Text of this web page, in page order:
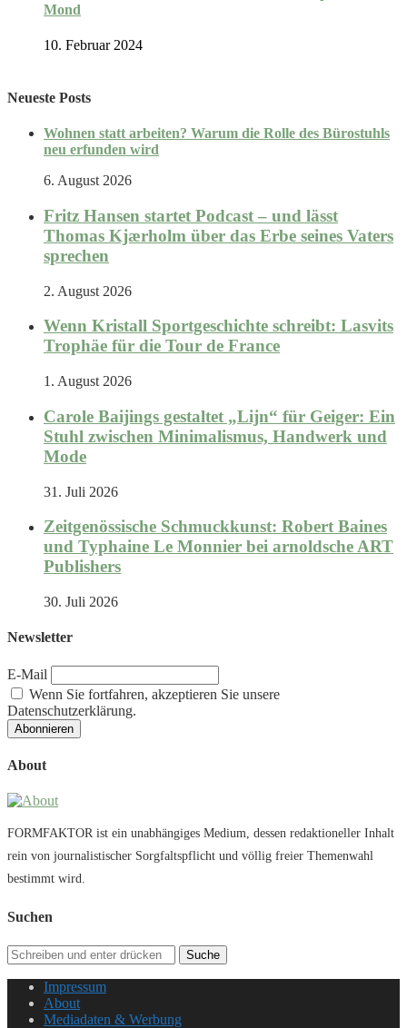
Mond
10. Februar 2024
Neueste Posts
Wohnen statt arbeiten? Warum die Rolle des Bürostuhls
neu erfunden wird
6. August 2026
Fritz Hansen startet Podcast – und lässt
Thomas Kjærholm über das Erbe seines Vaters
sprechen
2. August 2026
Wenn Kristall Sportgeschichte schreibt: Lasvits
Trophäe für die Tour de France
1. August 2026
Carole Baijings gestaltet „Lijn“ für Geiger: Ein
Stuhl zwischen Minimalismus, Handwerk und
Mode
31. Juli 2026
Zeitgenössische Schmuckkunst: Robert Baines
und Typhaine Le Monnier bei arnoldsche ART
Publishers
30. Juli 2026
Newsletter
E-Mail
Wenn Sie fortfahren, akzeptieren Sie unsere
Datenschutzerklärung.
About
FORMFAKTOR ist ein unabhängiges Medium, dessen redaktioneller Inhalt
rein von journalistischer Sorgfaltspflicht und völlig freier Themenwahl
bestimmt wird.
Suchen
Suche
Impressum
About
Mediadaten & Werbung